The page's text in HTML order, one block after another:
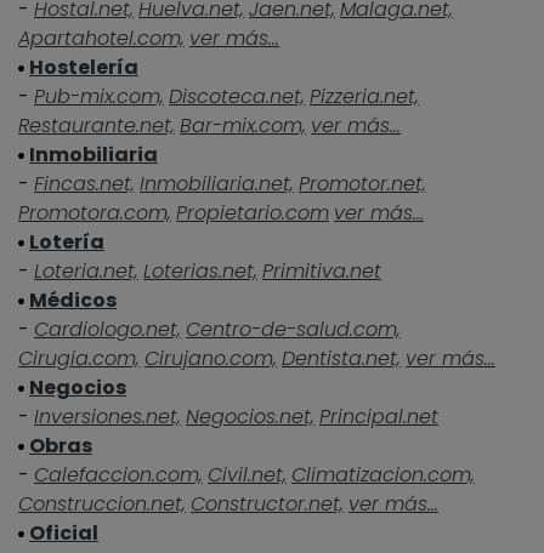
- Hostal.net, Huelva.net, Jaen.net, Malaga.net,
Apartahotel.com, ver más...
Hostelería
- Pub-mix.com, Discoteca.net, Pizzeria.net,
Restaurante.net, Bar-mix.com, ver más...
Inmobiliaria
- Fincas.net, Inmobiliaria.net, Promotor.net,
Promotora.com, Propietario.com ver más...
Lotería
- Loteria.net, Loterias.net, Primitiva.net
Médicos
- Cardiologo.net, Centro-de-salud.com,
Cirugia.com, Cirujano.com, Dentista.net, ver más...
Negocios
- Inversiones.net, Negocios.net, Principal.net
Obras
- Calefaccion.com, Civil.net, Climatizacion.com,
Construccion.net, Constructor.net, ver más...
Oficial